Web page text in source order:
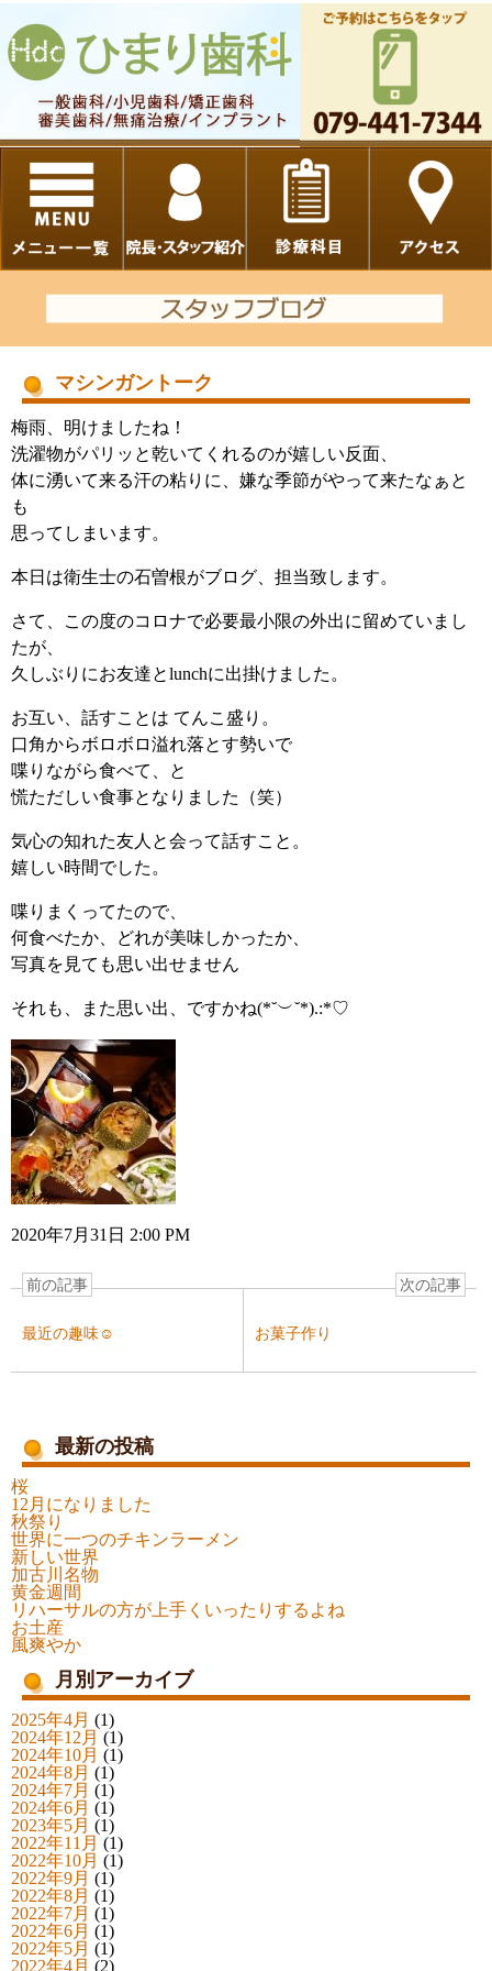
マシンガントーク
梅雨、明けましたね！
洗濯物がパリッと乾いてくれるのが嬉しい反面、
体に湧いて来る汗の粘りに、嫌な季節がやって来たなぁ と
も
思ってしまいます。
本日は衛生士の石曽根がブログ、担当致します。
さて、この度のコロナで必要最小限の外出に留めていまし
たが、
久しぶりにお友達とlunchに出掛けました。
お互い、話すことは てんこ盛り。
口角からボロボロ溢れ落とす勢いで
喋りながら食べて、と
慌ただしい食事となりました（笑）
気心の知れた友人と会って話すこと。
嬉しい時間でした。
喋りまくってたので、
何食べたか、どれが美味しかったか、
写真を見ても思い出せません
それも、また思い出、ですかね(*˘︶˘*).:*♡
2020年7月31日 2:00 PM
前の記事
最近の趣味☺︎
次の記事
お菓子作り
最新の投稿
桜
12月になりました
秋祭り
世界に一つのチキンラーメン
新しい世界
加古川名物
黄金週間
リハーサルの方が上手くいったりするよね
お土産
風爽やか
月別アーカイブ
2025年4月 (1)
2024年12月 (1)
2024年10月 (1)
2024年8月 (1)
2024年7月 (1)
2024年6月 (1)
2023年5月 (1)
2022年11月 (1)
2022年10月 (1)
2022年9月 (1)
2022年8月 (1)
2022年7月 (1)
2022年6月 (1)
2022年5月 (1)
2022年4月 (2)